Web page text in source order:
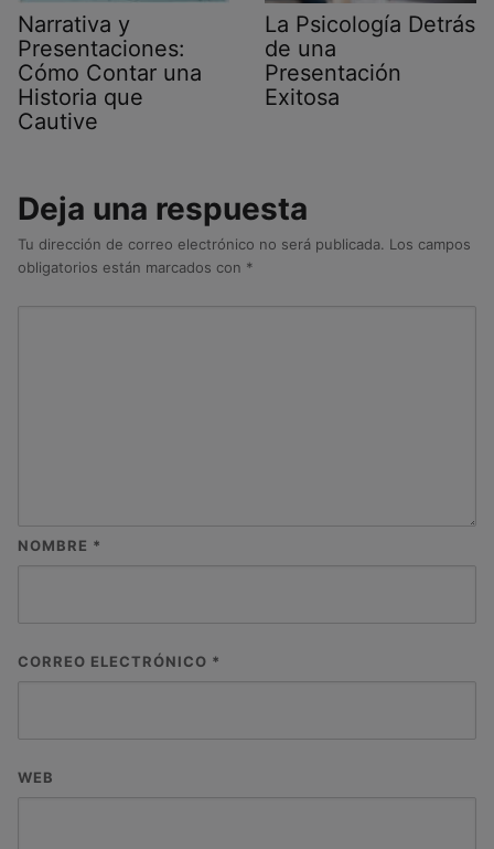
Narrativa y
Presentaciones:
Cómo Contar una
Historia que
Cautive
La Psicología Detrás
de una
Presentación
Exitosa
Deja una respuesta
Tu dirección de correo electrónico no será publicada. Los campos
obligatorios están marcados con *
NOMBRE *
CORREO ELECTRÓNICO *
WEB